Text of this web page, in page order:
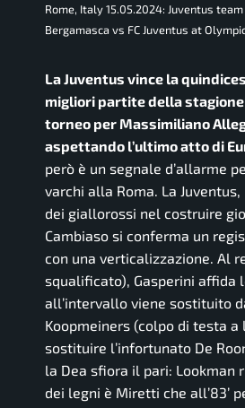
Rome, Italy 15.05.2024: Juventus
Bergamasca vs FC Juventus at
La Juventus vince la
migliori partite della stagione
torneo per Massimiliano
aspettando l’ultimo atto di
però è un segnale d’allarme
varchi alla Roma. La
dei giallorossi nel costruire
Cambiaso si conferma un
con una verticalizzazione. Al
squalificato), Gasperini affida
all’intervallo viene sostituito
Koopmeiners (colpo di testa
sostituire l’infortunato De
la Dea sfiora il pari:
dei legni è Miretti che all’83’